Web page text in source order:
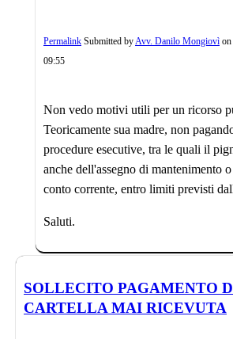
Permalink Submitted by Avv. Danilo Mongiovì on
09:55
Non vedo motivi utili per un ricorso
Teoricamente sua madre, non
procedure esecutive, tra le quali il
anche dell'assegno di mantenimento
conto corrente, entro limiti previsti
Saluti.
SOLLECITO PAGAMENTO
CARTELLA MAI RICEVUTA